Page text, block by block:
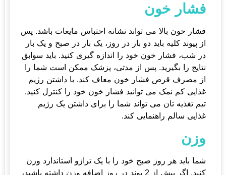
فشار خون
فشار خون بالا می تواند نشانه احتباس مایعات باشد. پس
از پیوند کلیه باید دو بار در روز، یک بار در صبح و یک بار
در شب، فشار خون خود را اندازه گیری کنید. باید سوابق
نتایج را بگیرید. پس از مدتی، پزشک ممکن است شما را
از مصرف قرص فشار خون معاف کند. با داشتن رژیم
غذایی کم نمک می توانید فشار خون خود را کنترل کنید.
تیم تغذیه تان می تواند شما را برای داشتن یک رژیم
غذایی سالم راهنمایی کند.
وزن
شما باید هر روز صبح خود را با یک ترازو استاندارد وزن
کنید. اگر بیش از 2 پوند در روز اضافه وزن داشته باشید،